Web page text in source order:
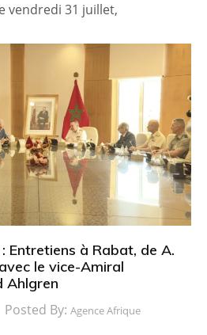
vendredi 31 juillet,
Entretiens à Rabat, de A.
le vice-Amiral
Ahlgren
Posted By: Agence Afrique